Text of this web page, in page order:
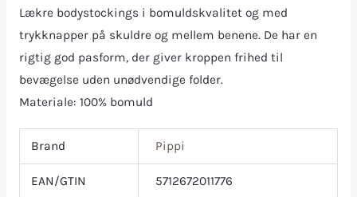
Lækre bodystockings i bomuldskvalitet og med
trykknapper på skuldre og mellem benene. De har en
rigtig god pasform, der giver kroppen frihed til
bevægelse uden unødvendige folder.
Materiale: 100% bomuld
Brand Pippi
EAN/GTIN 5712672011776